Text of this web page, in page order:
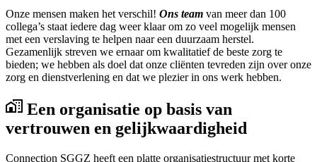
Onze mensen maken het verschil! Ons team van meer dan 100
collega’s staat iedere dag weer klaar om zo veel mogelijk mensen
met een verslaving te helpen naar een duurzaam herstel.
Gezamenlijk streven we ernaar om kwalitatief de beste zorg te
bieden; we hebben als doel dat onze cliënten tevreden zijn over onze
zorg en dienstverlening en dat we plezier in ons werk hebben.
Een organisatie op basis van
vertrouwen en gelijkwaardigheid
Connection SGGZ heeft een platte organisatiestructuur met korte